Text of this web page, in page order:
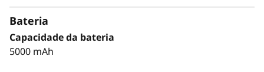
Bateria
Capacidade da bateria
5000 mAh